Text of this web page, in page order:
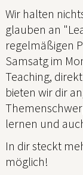
Wir halten
glauben an
regelmäßigen
Samsatg im
Teaching,
bieten wir dir
lernen und
In dir steckt
möglich!